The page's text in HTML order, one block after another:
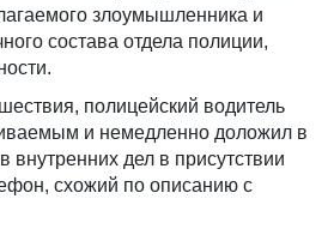
злоумышленника и
состава отдела полиции,
полицейский водитель
и немедленно доложил в
дел в присутствии
схожий по описанию с